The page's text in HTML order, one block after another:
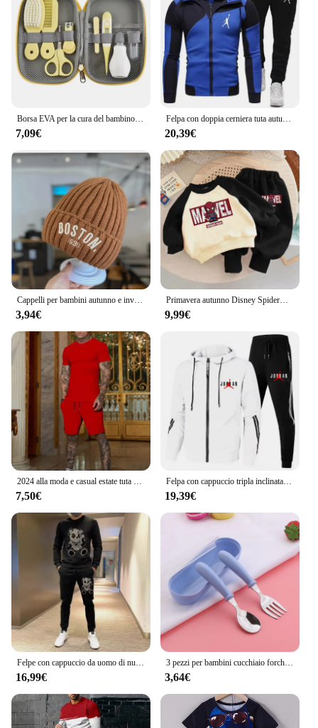
Borsa EVA per la cura del bambino Set da otto pezzi Set di forbici per unghie per aspiratore nasale per bambini Set di cartoni animati Borsa per la cura delle forniture per la pulizia quotidiana
7,09€
Felpa con doppia cerniera tuta autunno due pezzi Set di pezzi per uomo tute sportive novità in felpe con cappuccio Set di pantaloni con Zip
20,39€
Cappelli per bambini autunno e inverno cappello di lana lavorato a maglia ragazzi caldo cappello di protezione per le orecchie antivento ragazze set berretto berretto per bambini berretto
3,94€
Primavera autunno Disney Spiderman stampa felpa Set per bambini Pullover + Swetpant 2 pezzi bambini tuta ragazzi vestiti sportivi Set
9,99€
2024 alla moda e casual estate tuta sportiva all'aperto da uomo traspirante t-shirt pantaloncini casual e alla moda in due pezzi
7,50€
Felpa con cappuccio tripla inclinata felpe con cappuccio e pantaloni stampati di marca di lusso Set abbigliamento Fitness maschile di marca tute sportive con cerniera da uomo
19,39€
Felpe con cappuccio da uomo di nuovo stile Set di moda Felpe con cappuccio con strass + pantaloni Abbigliamento sportivo invernale maschile Tuta di lusso in due pezzi
16,99€
3 pezzi per bambini cucchiaio forchette scatola per bambini in acciaio inossidabile posate per bambini utensili portatili per l'alimentazione del bambino cucchiai per bambini set di stoviglie per bambini
3,64€